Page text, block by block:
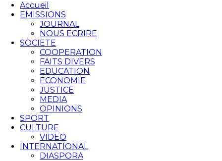
Accueil
EMISSIONS
JOURNAL
NOUS ECRIRE
SOCIETE
COOPERATION
FAITS DIVERS
EDUCATION
ECONOMIE
JUSTICE
MEDIA
OPINIONS
SPORT
CULTURE
VIDEO
INTERNATIONAL
DIASPORA